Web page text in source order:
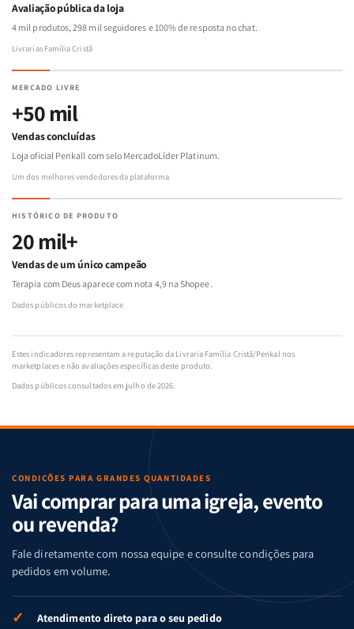
Avaliação pública da loja
4 mil produtos, 298 mil seguidores e 100% de resposta no chat.
Livrarias Família Cristã
MERCADO LIVRE
+50 mil
Vendas concluídas
Loja oficial Penkall com selo MercadoLíder Platinum.
Um dos melhores vendedores da plataforma
HISTÓRICO DE PRODUTO
20 mil+
Vendas de um único campeão
Terapia com Deus aparece com nota 4,9 na Shopee.
Dados públicos do marketplace
Estes indicadores representam a reputação da Livraria Família Cristã/Penkal nos
marketplaces e não avaliações específicas deste produto.
Dados públicos consultados em julho de 2026.
CONDIÇÕES PARA GRANDES QUANTIDADES
Vai comprar para uma igreja, evento
ou revenda?
Fale diretamente com nossa equipe e consulte condições para
pedidos em volume.
✓ Atendimento direto para o seu pedido